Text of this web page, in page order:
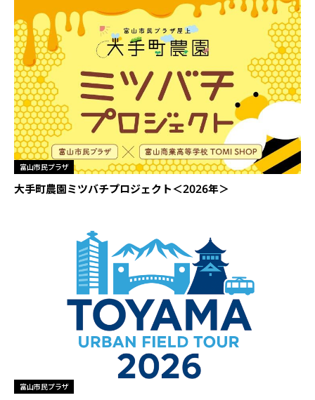
富山市民プラザ
大手町農園ミツバチプロジェクト＜2026年＞
富山市民プラザ